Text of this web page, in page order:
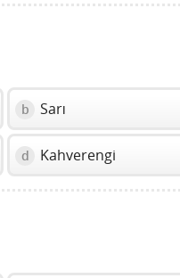
b Sarı
d Kahverengi